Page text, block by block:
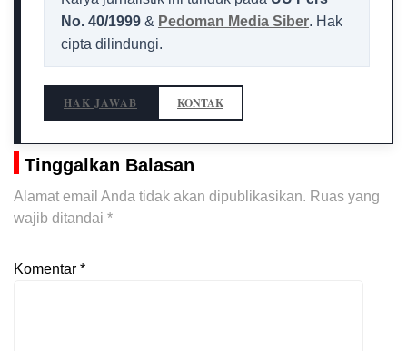
No. 40/1999 & Pedoman Media Siber. Hak
cipta dilindungi.
HAK JAWAB KONTAK
Tinggalkan Balasan
Alamat email Anda tidak akan dipublikasikan. Ruas yang
wajib ditandai *
Komentar *